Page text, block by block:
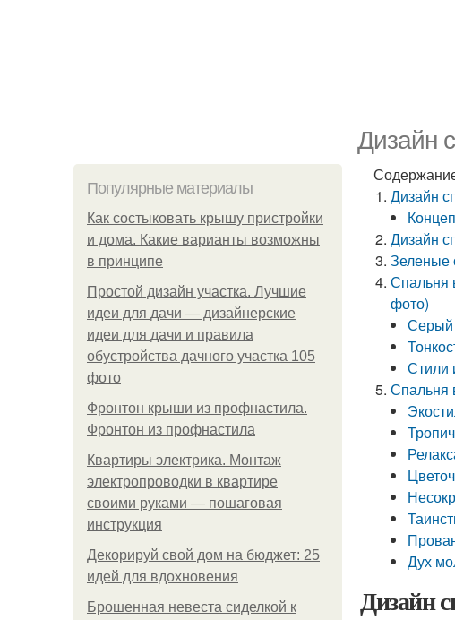
Дизайн
Популярные материалы
Как состыковать крышу пристройки
и дома. Какие варианты возможны
в принципе
Простой дизайн участка. Лучшие
идеи для дачи — дизайнерские
идеи для дачи и правила
обустройства дачного участка 105
фото
Фронтон крыши из профнастила.
Фронтон из профнастила
Квартиры электрика. Монтаж
электропроводки в квартире
своими руками — пошаговая
инструкция
Декорируй свой дом на бюджет: 25
идей для вдохновения
Брошенная невеста сиделкой к
Дизайн
Дизайн
Зеленые
Спальня
фото)
Серый
Стили
Спальня
Дух
Дизайн